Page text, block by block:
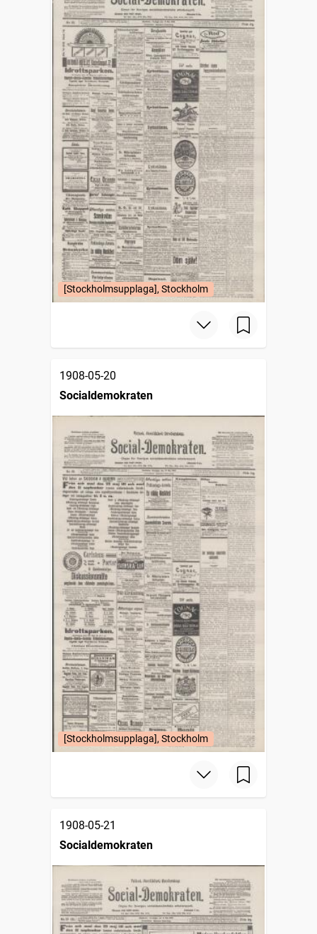
[Stockholmsupplaga], Stockholm
1908-05-20
Socialdemokraten
[Stockholmsupplaga], Stockholm
1908-05-21
Socialdemokraten